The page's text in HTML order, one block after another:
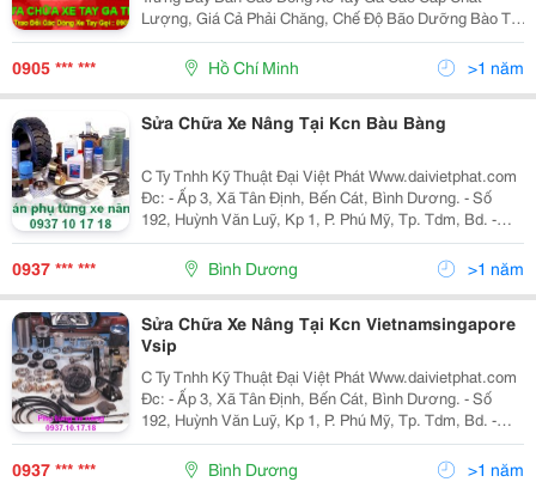
Lượng, Giá Cả Phải Chăng, Chế Độ Bão Dưỡng Bào Trì
Máy Khi Quý Khách Hàng Đến Cửa Hàng Thành Trung
Mua Về Sử Dụng. Cửa Hàng Có Chế Độ Bão Hành Máy
Cho Quý
0905 *** *** Hồ Chí Minh >1 năm
Sửa Chữa Xe Nâng Tại Kcn Bàu Bàng
C Ty Tnhh Kỹ Thuật Đại Việt Phát Www.daivietphat.com
Đc: - Ấp 3, Xã Tân Định, Bến Cát, Bình Dương. - Số
192, Huỳnh Văn Luỹ, Kp 1, P. Phú Mỹ, Tp. Tdm, Bd. -
56/7 , Nguyễn Thái Học , Tp Biên Hòa , Đồng Nai. - 82/4
, Lý Th
0937 *** *** Bình Dương >1 năm
Sửa Chữa Xe Nâng Tại Kcn Vietnamsingapore
Vsip
C Ty Tnhh Kỹ Thuật Đại Việt Phát Www.daivietphat.com
Đc: - Ấp 3, Xã Tân Định, Bến Cát, Bình Dương. - Số
192, Huỳnh Văn Luỹ, Kp 1, P. Phú Mỹ, Tp. Tdm, Bd. -
56/7 , Nguyễn Thái Học , Tp Biên Hòa , Đồng Nai. - 82/4
, Lý Th
0937 *** *** Bình Dương >1 năm